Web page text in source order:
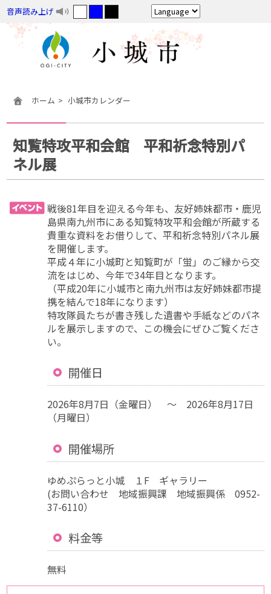
音声読み上げ
ホーム 小城市カレンダー
知覧特攻平和会館 平和祈念特別パ
ネル展
戦後81年目を迎える今年も、友好姉妹都市・鹿児
島県南九州市にある知覧特攻平和会館が所蔵する
貴重な資料をお借りして、平和祈念特別パネル展
を開催します。
平成４年に小城町と知覧町が「蛍」のご縁から交
流をはじめ、今年で34年目となります。
（平成20年に小城市と南九州市は友好姉妹都市提
携を結んで18年になります）
特攻隊員たちが書き残した遺書や手紙などのパネ
ルを展示しますので、この機会にぜひご覧くださ
い。
開催日
2026年8月7日（金曜日） ～ 2026年8月17日
（月曜日）
開催場所
ゆめぷらっと小城 １F ギャラリー
(お問い合わせ 地域振興課 地域振興係 0952-
37-6110）
料金等
無料